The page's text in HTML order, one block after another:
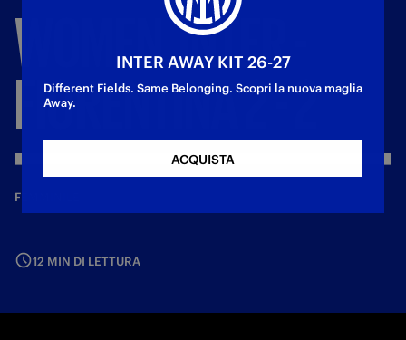
WOMEN,INTER
FIORENTINA2-2
FEMMINILE
12 MIN DI LETTURA
INTER AWAY KIT 26-27
Different Fields. Same Belonging. Scopri la nuova maglia
Away.
ACQUISTA